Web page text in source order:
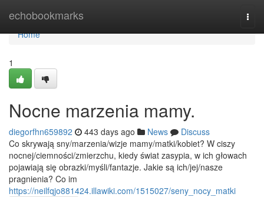
echobookmarks
Home
Home
1
Nocne marzenia mamy.
diegorfhn659892 443 days ago News
Discuss
Co skrywają sny/marzenia/wizje mamy/matki/kobiet? W ciszy
nocnej/ciemności/zmierzchu, kiedy świat zasypia, w ich głowach
pojawiają się obrazki/myśli/fantazje. Jakie są ich/jej/nasze
pragnienia? Co im
https://neilfqjo881424.illawiki.com/1515027/seny_nocy_matki